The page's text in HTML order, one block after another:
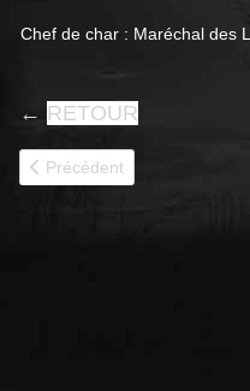
Chef de char : Maréchal des
← RETOUR
Article précédent : 62686
Précédent